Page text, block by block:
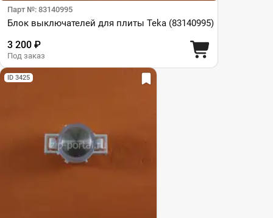
Парт №: 83140995
Блок выключателей для плиты Teka (83140995)
3 200 ₽
Под заказ
ID 3425